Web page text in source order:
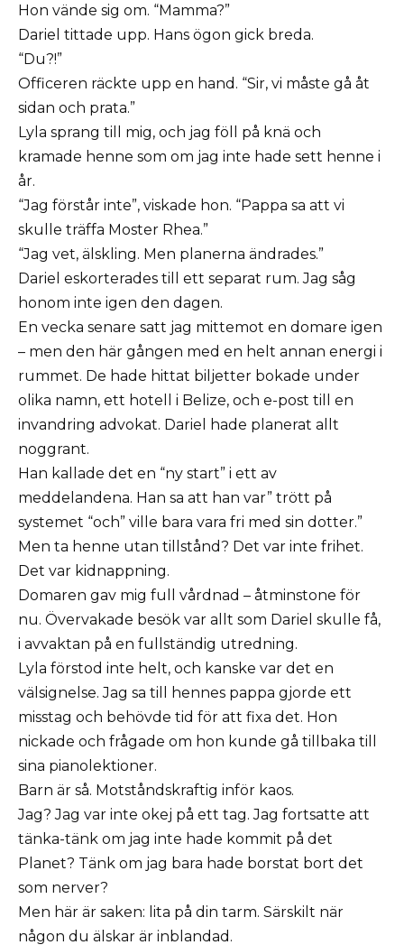
Hon vände sig om. “Mamma?”
Dariel tittade upp. Hans ögon gick breda.
“Du?!”
Officeren räckte upp en hand. “Sir, vi måste gå åt
sidan och prata.”
Lyla sprang till mig, och jag föll på knä och
kramade henne som om jag inte hade sett henne i
år.
“Jag förstår inte”, viskade hon. “Pappa sa att vi
skulle träffa Moster Rhea.”
“Jag vet, älskling. Men planerna ändrades.”
Dariel eskorterades till ett separat rum. Jag såg
honom inte igen den dagen.
En vecka senare satt jag mittemot en domare igen
– men den här gången med en helt annan energi i
rummet. De hade hittat biljetter bokade under
olika namn, ett hotell i Belize, och e-post till en
invandring advokat. Dariel hade planerat allt
noggrant.
Han kallade det en “ny start” i ett av
meddelandena. Han sa att han var” trött på
systemet “och” ville bara vara fri med sin dotter.”
Men ta henne utan tillstånd? Det var inte frihet.
Det var kidnappning.
Domaren gav mig full vårdnad – åtminstone för
nu. Övervakade besök var allt som Dariel skulle få,
i avvaktan på en fullständig utredning.
Lyla förstod inte helt, och kanske var det en
välsignelse. Jag sa till hennes pappa gjorde ett
misstag och behövde tid för att fixa det. Hon
nickade och frågade om hon kunde gå tillbaka till
sina pianolektioner.
Barn är så. Motståndskraftig inför kaos.
Jag? Jag var inte okej på ett tag. Jag fortsatte att
tänka-tänk om jag inte hade kommit på det
Planet? Tänk om jag bara hade borstat bort det
som nerver?
Men här är saken: lita på din tarm. Särskilt när
någon du älskar är inblandad.